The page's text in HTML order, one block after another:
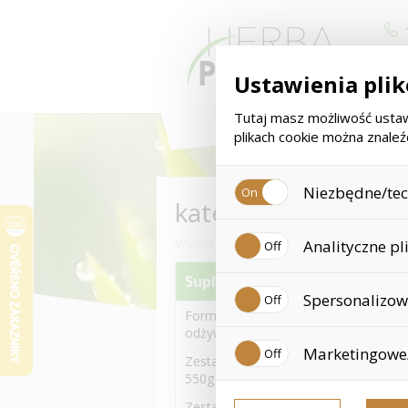
kategoria
Wybierz kategorię towarów
Suplementy diety
Formuła 1 i inne Koktajle
odżywcze
Zestawy z Formuła 1 koktajlem
550g
<
Ustawienia
Tutaj masz możliwość
plikach cookie można
Niezbędne/
one m.in. do
cookies. Twoja zgoda nie
Analityczne
to już dane osobowe,
nie możemy znaleźć
doświadczenia zakupowe.
nieodpowiednich